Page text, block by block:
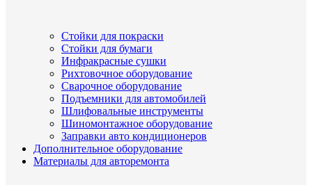
Стойки для покраски
Стойки для бумаги
Инфракрасные сушки
Рихтовочное оборудование
Сварочное оборудование
Подъемники для автомобилей
Шлифовальные инструменты
Шиномонтажное оборудование
Заправки авто кондиционеров
Дополнительное оборудование
Материалы для авторемонта